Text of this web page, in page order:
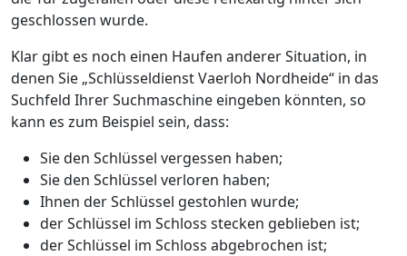
geschlossen wurde.
Klar gibt es noch einen Haufen anderer Situation, in
denen Sie „Schlüsseldienst Vaerloh Nordheide“ in das
Suchfeld Ihrer Suchmaschine eingeben könnten, so
kann es zum Beispiel sein, dass:
Sie den Schlüssel vergessen haben;
Sie den Schlüssel verloren haben;
Ihnen der Schlüssel gestohlen wurde;
der Schlüssel im Schloss stecken geblieben ist;
der Schlüssel im Schloss abgebrochen ist;